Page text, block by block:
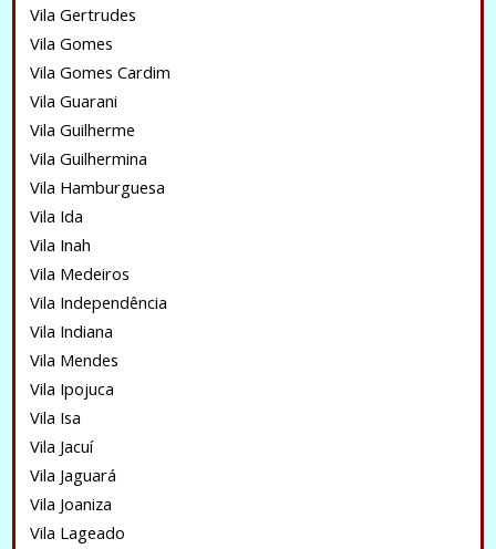
Vila Gertrudes
Vila Gomes
Vila Gomes Cardim
Vila Guarani
Vila Guilherme
Vila Guilhermina
Vila Hamburguesa
Vila Ida
Vila Inah
Vila Medeiros
Vila Independência
Vila Indiana
Vila Mendes
Vila Ipojuca
Vila Isa
Vila Jacuí
Vila Jaguará
Vila Joaniza
Vila Lageado